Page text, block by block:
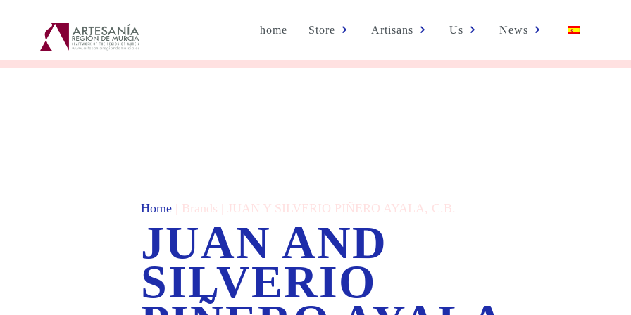
home Store Artisans Us News
Home | Brands | JUAN Y SILVERIO PIÑERO AYALA, C.B.
JUAN AND
SILVERIO